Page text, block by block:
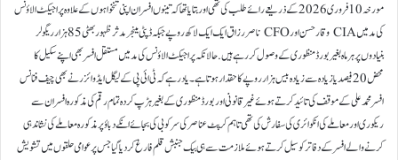
مورخہ 10 فروری 2026 کے ذریعے رائے طلب کی تھی اور بتایا تھا کہ تینوں افسران اپنی تنخواہوں کے علاوہ پراجیکٹ الاؤنس
کی مد میں CIA وقار حسن اور CFO ناصر رزاق ایک ایک لاکھ روپے جبکہ ڈپٹی مینجر مدثر ظہور بھٹی 85 ہزار ریگولر
بنیادوں پر ہر ماہ بغیر بورڈ منظوری کے وصول کر رہے ہیں. حالانکہ پراجیکٹ الاؤنس کی مد میں مستقل افسر بھی اپنے سکیل کا
محض 20 فیصد یا زیادہ سے زیادہ بیس ہزار روپے کا حقدار ہوتا ہے۔ یاد رہے کہ ٹی ائی پی کے لیگل ایڈوائزر نے بھی چیف فنانس
افسر محمد علی کے موقف کی تائید کرتے ہوئے غیر قانونی اور بورڈ منظوری کے بغیر ہڑپ کردہ تمام رقم کی مذکورہ افسران سے
ریکوری اور معاملے کی انکوائری کی سفارش کی تھی تاہم کرپٹ عناصر کی سرکوبی کی بجائے انکے دباؤ پر مذکورہ معاملے کی نشاندہی
کرنے والے افسر کے دفاتر کو سیل کرتے ہوئے ملازمت سے ہی بیک جنبش قلم فارغ کر دیا گیا جس پر عوامی حلقوں میں تشویش